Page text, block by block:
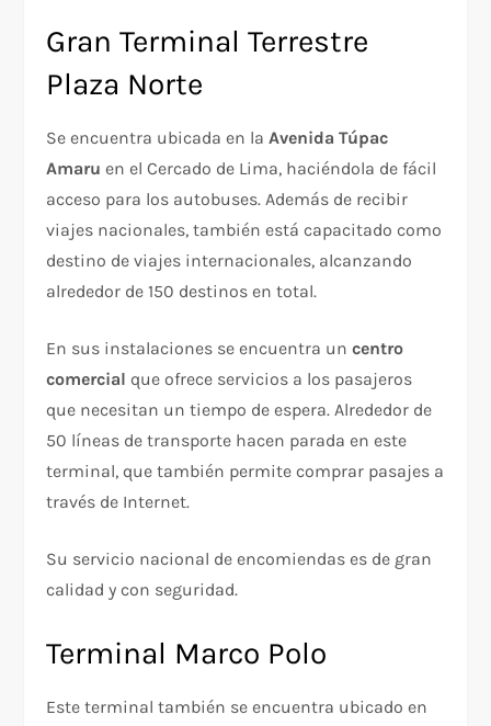
Gran Terminal Terrestre
Plaza Norte
Se encuentra ubicada en laAvenida Túpac
Amaru en el Cercado de Lima, haciéndola de fácil
acceso para los autobuses. Además de recibir
viajes nacionales, también está capacitado como
destino de viajes internacionales, alcanzando
alrededor de 150 destinos en total.
En sus instalaciones se encuentra uncentro
comercial que ofrece servicios a los pasajeros
que necesitan un tiempo de espera. Alrededor de
50 líneas de transporte hacen parada en este
terminal, que también permite comprar pasajes a
través de Internet.
Su servicio nacional de encomiendas es de gran
calidad y con seguridad.
Terminal Marco Polo
Este terminal también se encuentra ubicado en